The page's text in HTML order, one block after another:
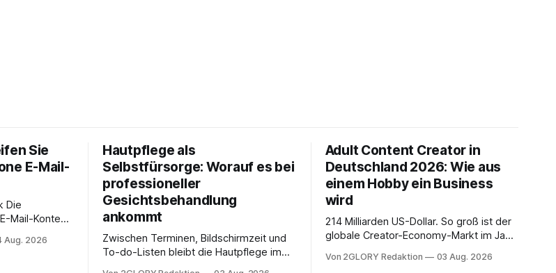
Sie
E-Mail-
Mail-Konten
der Endung
Aug. 2026
Hautpflege als
Selbstfürsorge: Worauf es bei
professioneller
Gesichtsbehandlung
ankommt
Zwischen Terminen, Bildschirmzeit und
To-do-Listen bleibt die Hautpflege im
Adult Content Creator in
Deutschland 2026: Wie aus
einem Hobby ein Business
wird
214 Milliarden US-Dollar. So groß ist der
globale Creator-Economy-Markt im Jahr
22 Prozent. Was lange als
Von 2GLORY Redaktion 03 Aug. 2026